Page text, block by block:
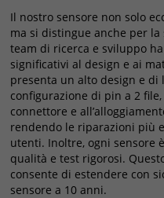
Il nostro sensore non solo
ma si distingue anche per
team di ricerca e sviluppo
significativi al design e ai
presenta un alto design e di
configurazione di pin a 2
connettore e
rendendo le riparazioni più
utenti. Inoltre, ogni sensore
qualità e test rigorosi.
consente di estendere con
sensore a 10 anni.